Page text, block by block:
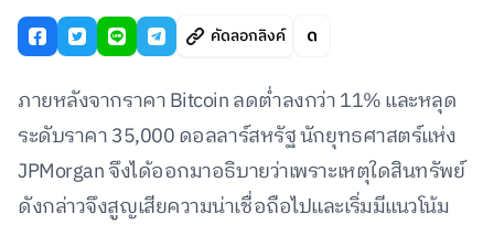
คัดลอกลิงค์
ภายหลังจากราคา Bitcoin ลดต่ำลงกว่า 11% และหลุด
ระดับราคา 35,000 ดอลลาร์สหรัฐ นักยุทธศาสตร์แห่ง
JPMorgan จึงได้ออกมาอธิบายว่าเพราะเหตุใดสินทรัพย์
ดังกล่าวจึงสูญเสียความน่าเชื่อถือไปและเริ่มมีแนวโน้ม